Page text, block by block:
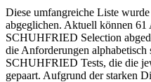
Diese umfangreiche Liste
abgeglichen. Aktuell können 61
SCHUHFRIED Selection
die Anforderungen alphabetisch
SCHUHFRIED Tests, die die
gepaart. Aufgrund der starken